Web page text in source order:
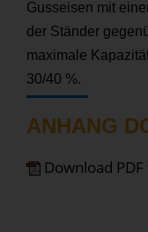
Gusseisen mit
der Ständer
maximale
30/40 %.
ANHANG
Download